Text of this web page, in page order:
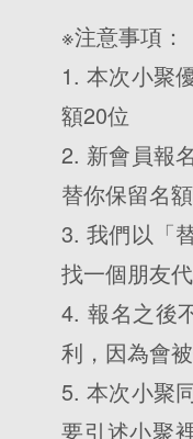
※注意事項：
1. 本次小聚
額20位
2. 新會員報
替你保留名
3. 我們以「
找一個朋友
4. 報名之後
利，因為會
5. 本次小聚
要引述小聚